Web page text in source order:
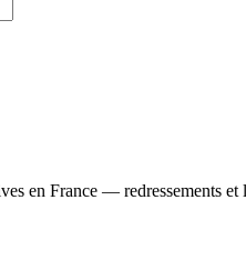
en France — redressements